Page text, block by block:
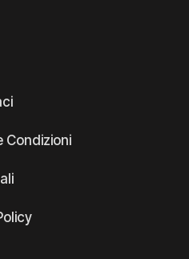
Condizioni